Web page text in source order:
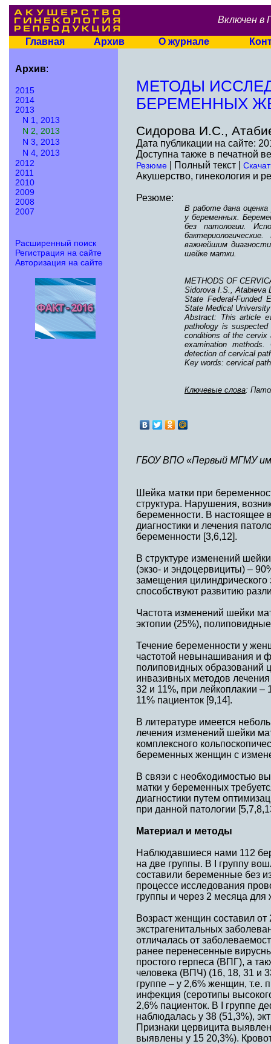
Включен в
Главная Архив О журнале
Архив:
2015
2014
2013
N 1, 2013
N 2, 2013
N 3, 2013
N 4, 2013
2012
2011
2010
2009
2008
2007
Расширенный поиск
Регистрация на сайте
Авторизация на сайте
МЕТОДЫ
БЕРЕМЕННЫХ
Сидорова И.С.,
Дата публикации на сайте:
Доступна также в печатной
Резюме | Полный текст |
Акушерство, гинекология и
Резюме:
В работе дана
у беременных.
без патологии.
важнейшим
шейке матки.
METHODS OF
Sidorova I.S., Atabieva
State Federal-Funded
State Medical
Abstract: This article
pathology is
conditions of the cervix
examination
detection of cervical
Key words: cervical
Ключевые слова:
ГБОУ ВПО «Первый МГМУ
Шейка матки при
структура. Нарушения,
беременности. В настоящее
диагностики и лечения
беременности [3,6,12].
В структуре изменений
(экзо- и эндоцервициты) –
замещения цилиндрического
способствуют развитию
Частота изменений шейки
эктопии (25%),
Течение беременности у
частотой невынашивания и
полиповидных образований
инвазивных методов
32 и 11%, при лейкоплакии –
11% пациенток [9,14].
В литературе имеется
лечения изменений шейки
комплексного
беременных женщин с
В связи с необходимостью
матки у беременных
диагностики путем
при данной патологии
Материал и методы
Наблюдавшиеся нами 112
на две группы. В I группу
составили беременные без
процессе исследования
группы и через 2 месяца
Возраст женщин составил от
экстрагенитальных
отличалась от
ранее перенесенные
простого герпеса (ВПГ), а
человека (ВПЧ) (16, 18, 31 и
группе – у 2,6% женщин, т.е.
инфекция (серотипы
2,6% пациенток. В I группе
наблюдалась у 38 (51,3%),
Признаки цервицита
выявлены у 15 20,3%).